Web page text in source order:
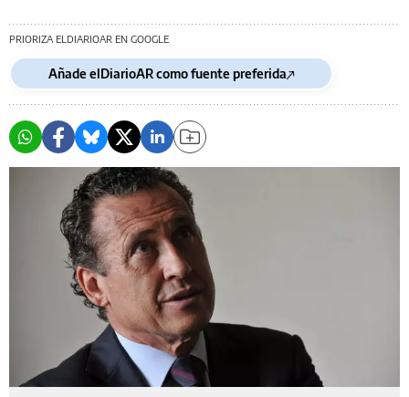
PRIORIZA ELDIARIOAR EN GOOGLE
Añade elDiarioAR como fuente preferida